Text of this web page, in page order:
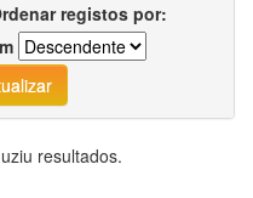
registos por:
resultados.